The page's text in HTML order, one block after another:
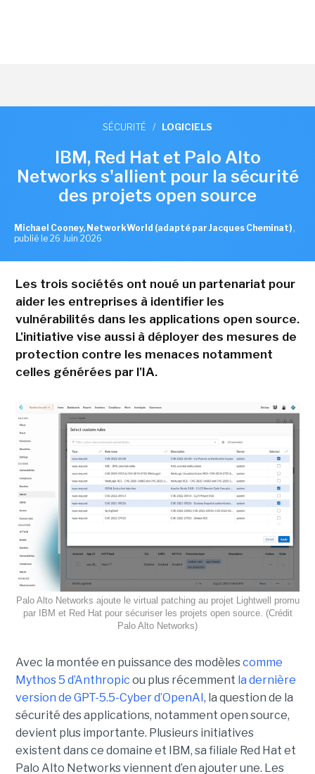
SÉCURITÉ / LOGICIELS
IBM, Red Hat et Palo Alto
Networks s'allient pour la sécurité
des projets open source
Michael Cooney, NetworkWorld (adapté par Jacques Cheminat) ,
publié le 26 Juin 2026
Les trois sociétés ont noué un partenariat pour
aider les entreprises à identifier les
vulnérabilités dans les applications open source.
L'initiative vise aussi à déployer des mesures de
protection contre les menaces notamment
celles générées par l'IA.
Palo Alto Networks ajoute le virtual patching au projet Lightwell promu
par IBM et Red Hat pour sécuriser les projets open source. (Crédit
Palo Alto Networks)
Avec la montée en puissance des modèlescomme
Mythos 5 d’Anthropic ou plus récemment la dernière
version de GPT-5.5-Cyber d’OpenAI , la question de la
sécurité des applications, notamment open source,
devient plus importante. Plusieurs initiatives
existent dans ce domaine et IBM, sa filiale Red Hat et
Palo Alto Networks viennent d’en ajouter une. Les